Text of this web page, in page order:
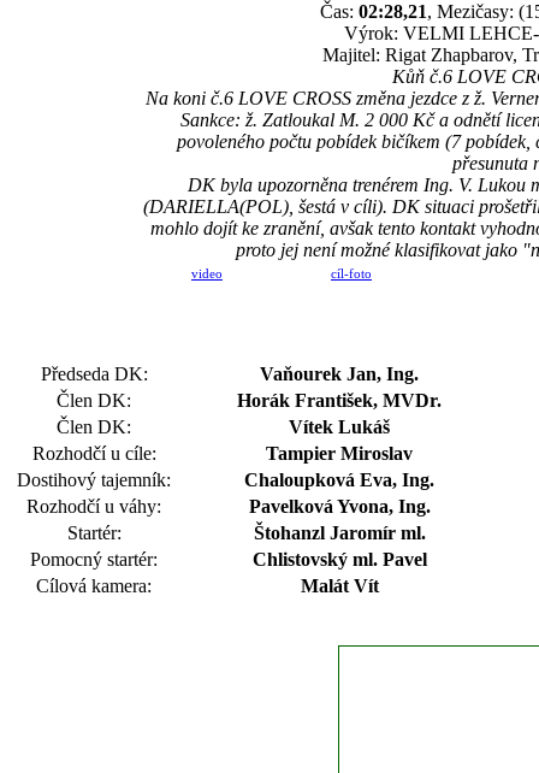
Čas: 02:28,21, Mezičasy:
Výrok: VELMI LEHCE-
Majitel: Rigat Zhapbarov,
Kůň č.6 LOVE
Na koni č.6 LOVE CROSS změna jezdce z ž.
Sankce: ž. Zatloukal M. 2 000 Kč a odnětí
povoleného počtu pobídek bičíkem (7
přesunuta
DK byla upozorněna trenérem Ing. V. Lukou
(DARIELLA(POL), šestá v cíli). DK situaci
mohlo dojít ke zranění, avšak tento kontakt
proto jej není možné klasifikovat jako
video cíl-foto
Předseda DK:
Vaňourek Jan, Ing.
Člen DK:
Horák František, MVDr.
Člen DK:
Vítek Lukáš
Rozhodčí u cíle:
Tampier Miroslav
Dostihový tajemník:
Chaloupková Eva, Ing.
Rozhodčí u váhy:
Pavelková Yvona, Ing.
Startér:
Štohanzl Jaromír ml.
Pomocný startér:
Chlistovský ml. Pavel
Cílová kamera:
Malát Vít